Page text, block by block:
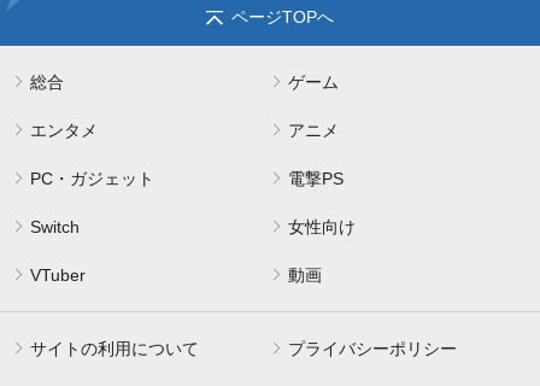
ページTOPへ
総合 ゲーム
エンタメ アニメ
PC・ガジェット 電撃PS
Switch 女性向け
VTuber 動画
サイトの利用について プライバシーポリシー